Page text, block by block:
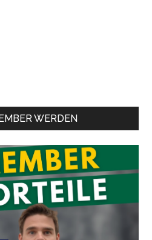
WERDEN